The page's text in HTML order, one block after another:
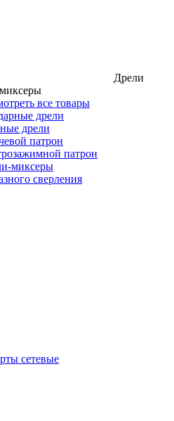
Дрели
все товары
дрели
дрели
патрон
патрон
миксеры
сверления
сетевые